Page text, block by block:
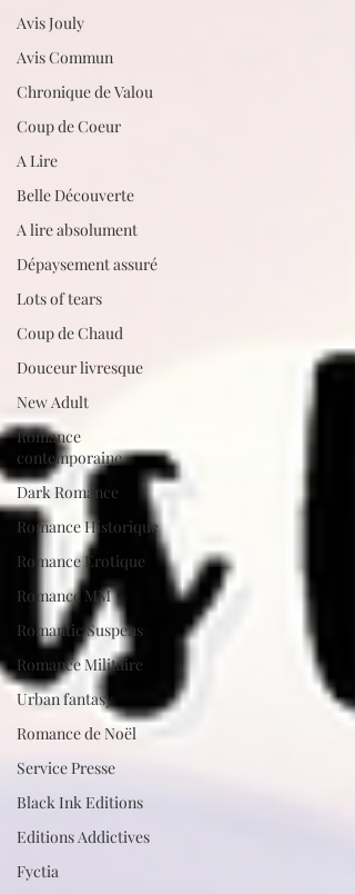
Avis Jouly
Avis Commun
Chronique de Valou
Coup de Coeur
A Lire
Belle Découverte
A lire absolument
Dépaysement assuré
Lots of tears
Coup de Chaud
Douceur livresque
New Adult
Romance
contemporaine
Dark Romance
Romance Historique
Romance Erotique
Romance MM
Romantic Suspens
Romance Militaire
Urban fantasy
Romance de Noël
Service Presse
Black Ink Editions
Editions Addictives
Fyctia